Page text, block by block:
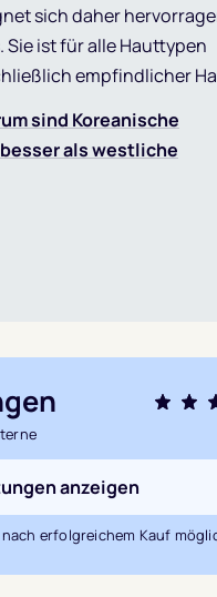
sich daher
Sie ist für alle Hauttypen
empfindlicher
sind Koreanische
als westliche
5.0von
anzeigen
erfolgreichem Kauf